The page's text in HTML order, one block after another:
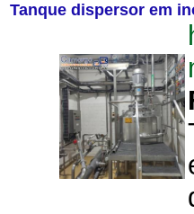
Tanque dispersor em